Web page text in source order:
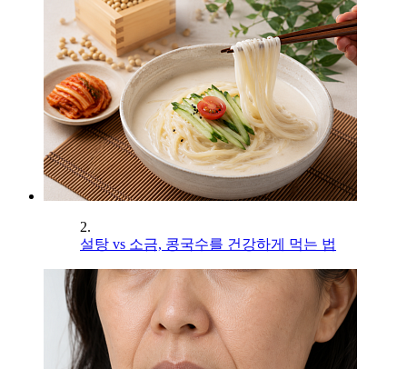
2.
설탕 vs 소금, 콩국수를 건강하게 먹는 법